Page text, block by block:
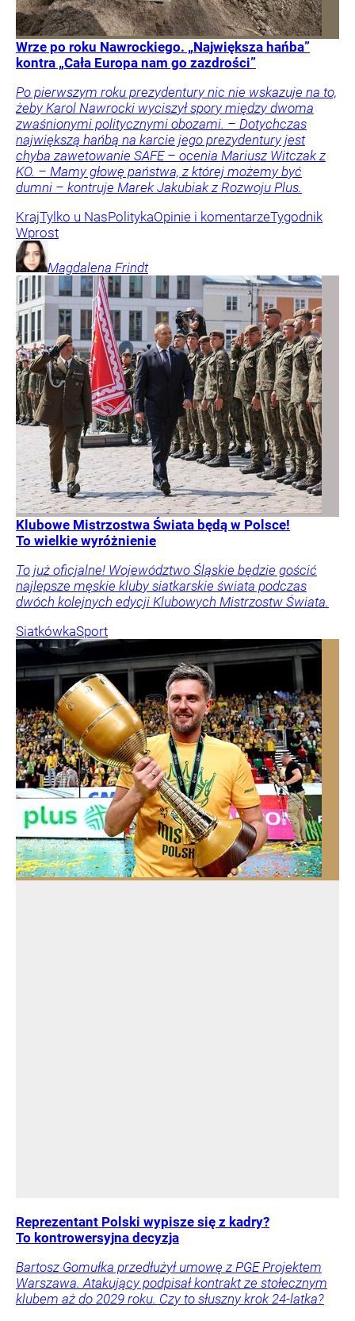
Wrze po roku Nawrockiego. „Największa hańba”
kontra „Cała Europa nam go zazdrości”
Po pierwszym roku prezydentury nic nie wskazuje na to,
żeby Karol Nawrocki wyciszył spory między dwoma
zwaśnionymi politycznymi obozami. – Dotychczas
największą hańbą na karcie jego prezydentury jest
chyba zawetowanie SAFE – ocenia Mariusz Witczak z
KO. – Mamy głowę państwa, z której możemy być
dumni – kontruje Marek Jakubiak z Rozwoju Plus.
KrajTylko u NasPolitykaOpinie i komentarzeTygodnik
Wprost
Magdalena Frindt
Klubowe Mistrzostwa Świata będą w Polsce!
To wielkie wyróżnienie
To już oficjalne! Województwo Śląskie będzie gościć
najlepsze męskie kluby siatkarskie świata podczas
dwóch kolejnych edycji Klubowych Mistrzostw Świata.
SiatkówkaSport
Reprezentant Polski wypisze się z kadry?
To kontrowersyjna decyzja
Bartosz Gomułka przedłużył umowę z PGE Projektem
Warszawa. Atakujący podpisał kontrakt ze stołecznym
klubem aż do 2029 roku. Czy to słuszny krok 24-latka?